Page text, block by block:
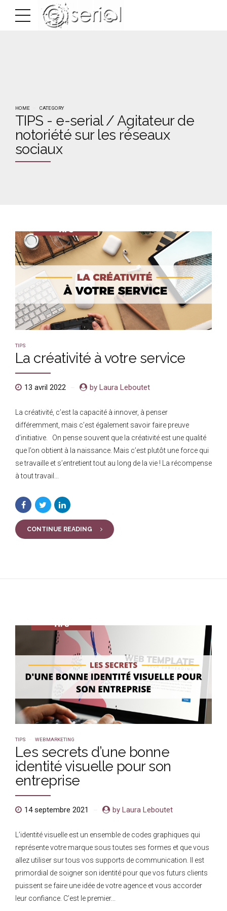
HOME CATEGORY
TIPS - e-serial / Agitateur de
notoriété sur les réseaux
sociaux
TIPS
La créativité à votre service
13 avril 2022 by Laura Leboutet
La créativité, c’est la capacité à innover, à penser
différemment, mais c’est également savoir faire preuve
d’initiative. On pense souvent que la créativité est une qualité
que l’on obtient à la naissance. Mais c’est plutôt une force qui
se travaille et s’entretient tout au long de la vie ! La récompense
à tout travail...
CONTINUE READING
TIPS WEBMARKETING
Les secrets d’une bonne
identité visuelle pour son
entreprise
14 septembre 2021 by Laura Leboutet
L’identité visuelle est un ensemble de codes graphiques qui
représente votre marque sous toutes ses formes et que vous
allez utiliser sur tous vos supports de communication. Il est
primordial de soigner son identité pour que vos futurs clients
puissent se faire une idée de votre agence et vous accorder
leur confiance. C’est le premier...